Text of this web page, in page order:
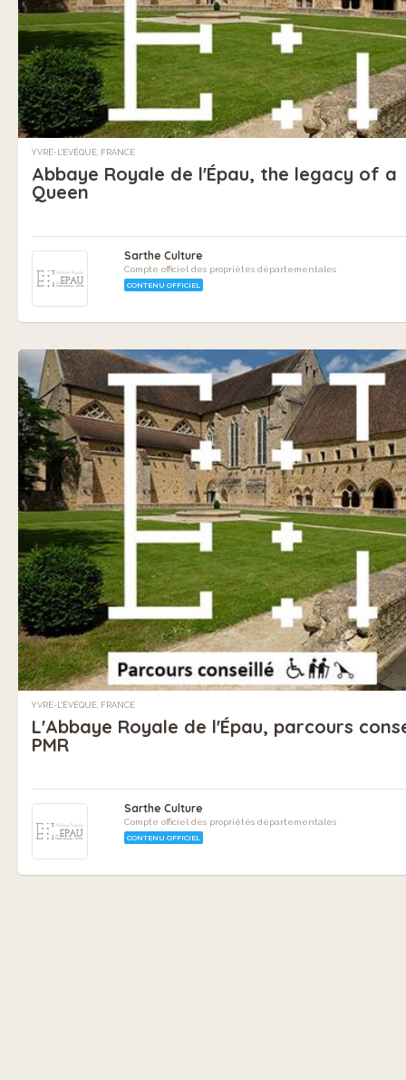
YVRÉ-L'ÉVÊQUE, FRANCE
Abbaye Royale de l'Épau, the legacy of a
Queen
Sarthe Culture
Compte officiel des propriétés départementales
CONTENU OFFICIEL
YVRÉ-L'ÉVÊQUE, FRANCE
L'Abbaye Royale de l'Épau, parcours
PMR
Sarthe Culture
Compte officiel des propriétés départementales
CONTENU OFFICIEL